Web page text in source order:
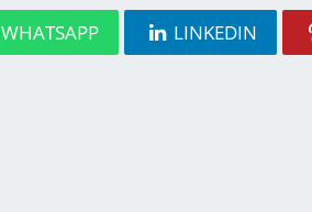
WHATSAPP LINKEDIN